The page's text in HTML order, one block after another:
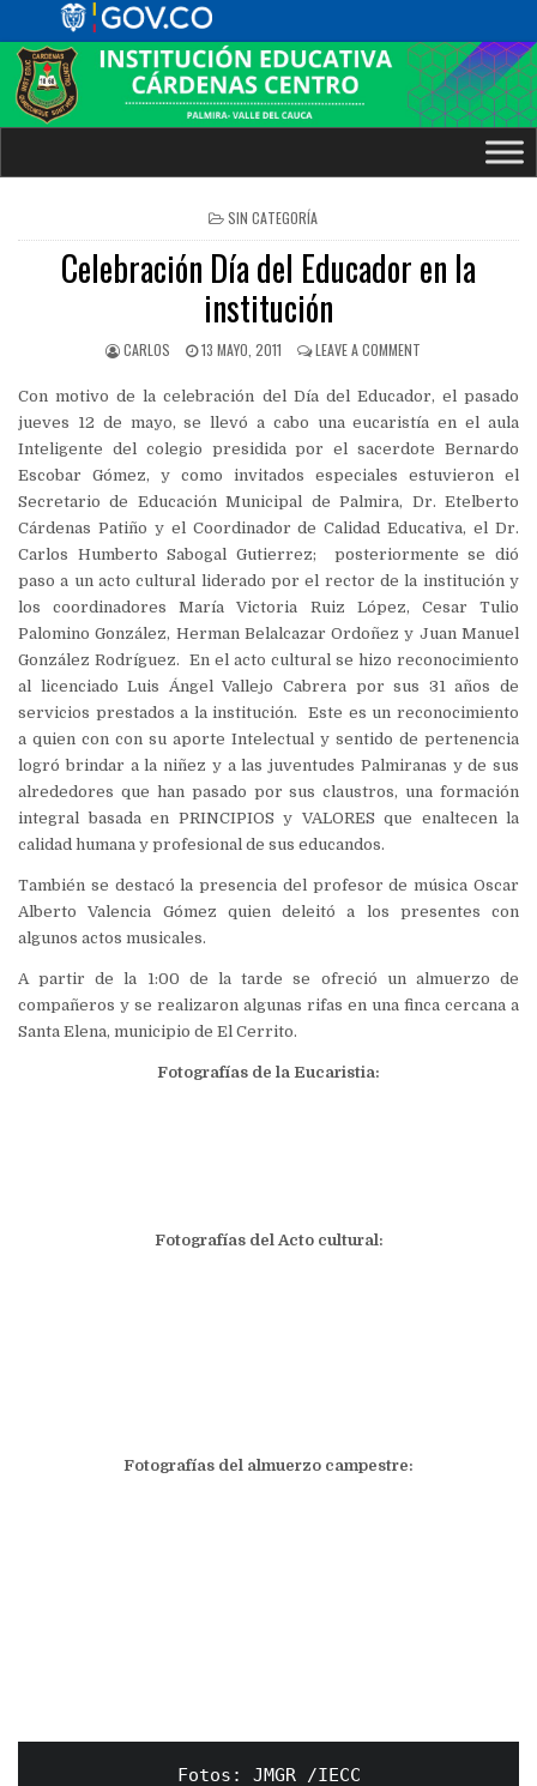
POSTED
IN
SIN CATEGORÍA
Celebración Día del Educador en la
institución
CARLOS 13 MAYO, 2011 LEAVE A COMMENT
Con motivo de la celebración del Día del Educador, el pasado
jueves 12 de mayo, se llevó a cabo una eucaristía en el aula
Inteligente del colegio presidida por el sacerdote Bernardo
Escobar Gómez, y como invitados especiales estuvieron el
Secretario de Educación Municipal de Palmira, Dr. Etelberto
Cárdenas Patiño y el Coordinador de Calidad Educativa, el Dr.
Carlos Humberto Sabogal Gutierrez; posteriormente se dió
paso a un acto cultural liderado por el rector de la institución y
los coordinadores María Victoria Ruiz López, Cesar Tulio
Palomino González, Herman Belalcazar Ordoñez y Juan Manuel
González Rodríguez. En el acto cultural se hizo reconocimiento
al licenciado Luis Ángel Vallejo Cabrera por sus 31 años de
servicios prestados a la institución. Este es un reconocimiento
a quien con con su aporte Intelectual y sentido de pertenencia
logró brindar a la niñez y a las juventudes Palmiranas y de sus
alrededores que han pasado por sus claustros, una formación
integral basada en PRINCIPIOS y VALORES que enaltecen la
calidad humana y profesional de sus educandos.
También se destacó la presencia del profesor de música Oscar
Alberto Valencia Gómez quien deleitó a los presentes con
algunos actos musicales.
A partir de la 1:00 de la tarde se ofreció un almuerzo de
compañeros y se realizaron algunas rifas en una finca cercana a
Santa Elena, municipio de El Cerrito.
Fotografías de la Eucaristia:
Fotografías del Acto cultural:
Fotografías del almuerzo campestre:
Fotos: JMGR /IECC